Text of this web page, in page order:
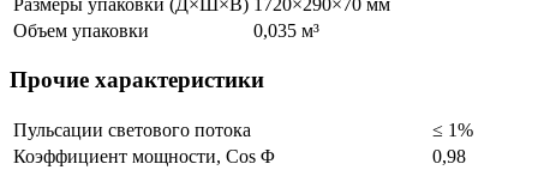
Объем упаковки
0,035 м³
Прочие характеристики
Пульсации светового потока
≤ 1%
Коэффициент мощности, Cos Φ
0,98